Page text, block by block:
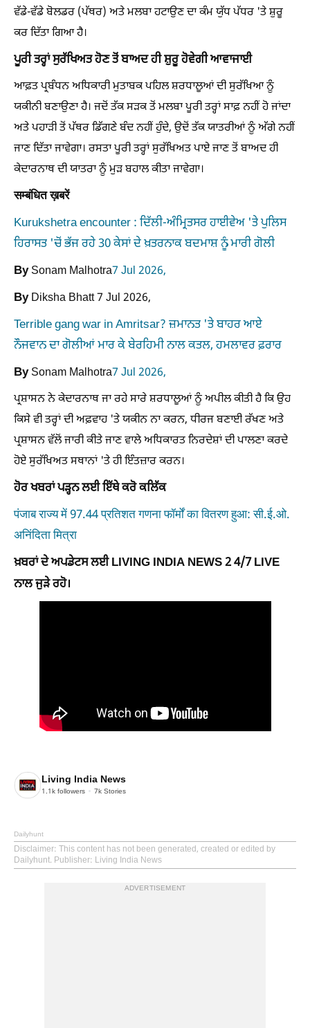
ਵੱਡੇ-ਵੱਡੇ ਬੋਲਡਰ (ਪੱਥਰ) ਅਤੇ ਮਲਬਾ ਹਟਾਉਣ ਦਾ ਕੰਮ ਯੁੱਧ ਪੱਧਰ 'ਤੇ ਸ਼ੁਰੂ
ਕਰ ਦਿੱਤਾ ਗਿਆ ਹੈ।
ਪੂਰੀ ਤਰ੍ਹਾਂ ਸੁਰੱਖਿਅਤ ਹੋਣ ਤੋਂ ਬਾਅਦ ਹੀ ਸ਼ੁਰੂ ਹੋਵੇਗੀ ਆਵਾਜਾਈ
ਆਫ਼ਤ ਪ੍ਰਬੰਧਨ ਅਧਿਕਾਰੀ ਮੁਤਾਬਕ ਪਹਿਲ ਸ਼ਰਧਾਲੂਆਂ ਦੀ ਸੁਰੱਖਿਆ ਨੂੰ
ਯਕੀਨੀ ਬਣਾਉਣਾ ਹੈ। ਜਦੋਂ ਤੱਕ ਸੜਕ ਤੋਂ ਮਲਬਾ ਪੂਰੀ ਤਰ੍ਹਾਂ ਸਾਫ਼ ਨਹੀਂ ਹੋ ਜਾਂਦਾ
ਅਤੇ ਪਹਾੜੀ ਤੋਂ ਪੱਥਰ ਡਿੱਗਣੇ ਬੰਦ ਨਹੀਂ ਹੁੰਦੇ, ਉਦੋਂ ਤੱਕ ਯਾਤਰੀਆਂ ਨੂੰ ਅੱਗੇ ਨਹੀਂ
ਜਾਣ ਦਿੱਤਾ ਜਾਵੇਗਾ। ਰਸਤਾ ਪੂਰੀ ਤਰ੍ਹਾਂ ਸੁਰੱਖਿਅਤ ਪਾਏ ਜਾਣ ਤੋਂ ਬਾਅਦ ਹੀ
ਕੇਦਾਰਨਾਥ ਦੀ ਯਾਤਰਾ ਨੂੰ ਮੁੜ ਬਹਾਲ ਕੀਤਾ ਜਾਵੇਗਾ।
सम्बंधित ख़बरें
Kurukshetra encounter : ਦਿੱਲੀ-ਅੰਮ੍ਰਿਤਸਰ ਹਾਈਵੇਅ 'ਤੇ ਪੁਲਿਸ
ਹਿਰਾਸਤ 'ਚੋਂ ਭੱਜ ਰਹੇ 30 ਕੇਸਾਂ ਦੇ ਖ਼ਤਰਨਾਕ ਬਦਮਾਸ਼ ਨੂੰ ਮਾਰੀ ਗੋਲੀ
BySonam Malhotra7 Jul 2026,
ByDiksha Bhatt7 Jul 2026,
Terrible gang war in Amritsar? ਜ਼ਮਾਨਤ 'ਤੇ ਬਾਹਰ ਆਏ
ਨੌਜਵਾਨ ਦਾ ਗੋਲੀਆਂ ਮਾਰ ਕੇ ਬੇਰਹਿਮੀ ਨਾਲ ਕਤਲ, ਹਮਲਾਵਰ ਫ਼ਰਾਰ
BySonam Malhotra7 Jul 2026,
ਪ੍ਰਸ਼ਾਸਨ ਨੇ ਕੇਦਾਰਨਾਥ ਜਾ ਰਹੇ ਸਾਰੇ ਸ਼ਰਧਾਲੂਆਂ ਨੂੰ ਅਪੀਲ ਕੀਤੀ ਹੈ ਕਿ ਉਹ
ਕਿਸੇ ਵੀ ਤਰ੍ਹਾਂ ਦੀ ਅਫ਼ਵਾਹ 'ਤੇ ਯਕੀਨ ਨਾ ਕਰਨ, ਧੀਰਜ ਬਣਾਈ ਰੱਖਣ ਅਤੇ
ਪ੍ਰਸ਼ਾਸਨ ਵੱਲੋਂ ਜਾਰੀ ਕੀਤੇ ਜਾਣ ਵਾਲੇ ਅਧਿਕਾਰਤ ਨਿਰਦੇਸ਼ਾਂ ਦੀ ਪਾਲਣਾ ਕਰਦੇ
ਹੋਏ ਸੁਰੱਖਿਅਤ ਸਥਾਨਾਂ 'ਤੇ ਹੀ ਇੰਤਜ਼ਾਰ ਕਰਨ।
ਹੋਰ ਖਬਰਾਂ ਪੜ੍ਹਨ ਲਈ ਇੱਥੇ ਕਰੋ ਕਲਿੱਕ
पंजाब राज्य में 97.44 प्रतिशत गणना फॉर्मों का वितरण हुआ: सी.ई.ओ.
अनिंदिता मित्रा
ਖ਼ਬਰਾਂ ਦੇ ਅਪਡੇਟਸ ਲਈ LIVING INDIA NEWS 2 4/7 LIVE
ਨਾਲ ਜੁੜੇ ਰਹੋ।
Living India News
1.1k followers 7k Stories
Dailyhunt
Disclaimer: This content has not been generated, created or edited by
Dailyhunt. Publisher: Living India News
ADVERTISEMENT